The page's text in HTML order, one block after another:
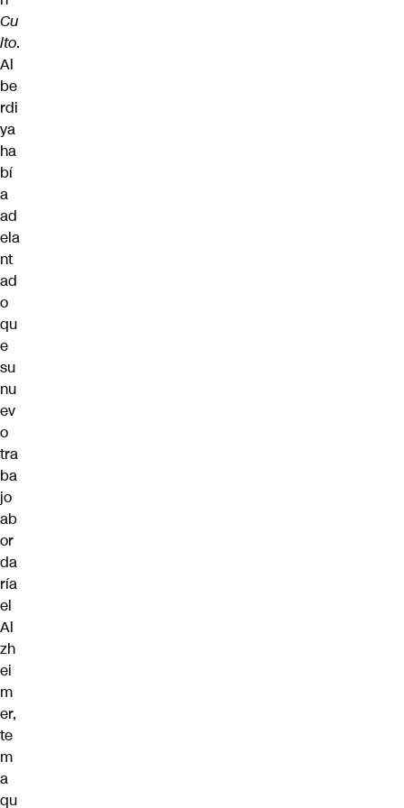
Cu
lto.
Al
be
rdi
ya
ha
bí
a
ad
ela
nt
ad
o
qu
e
su
nu
ev
o
tra
ba
jo
ab
or
da
ría
el
Al
zh
ei
m
er,
te
m
a
qu